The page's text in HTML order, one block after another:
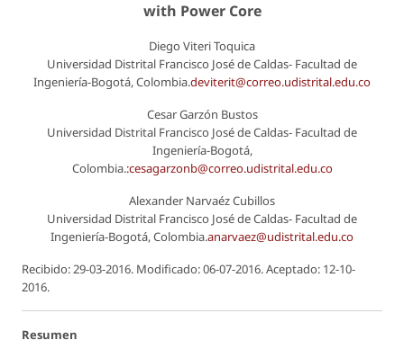
with Power Core
Diego Viteri Toquica
Universidad Distrital Francisco José de Caldas- Facultad de
Ingeniería-Bogotá, Colombia.deviterit@correo.udistrital.edu.co
Cesar Garzón Bustos
Universidad Distrital Francisco José de Caldas- Facultad de
Ingeniería-Bogotá,
Colombia.:cesagarzonb@correo.udistrital.edu.co
Alexander Narvaéz Cubillos
Universidad Distrital Francisco José de Caldas- Facultad de
Ingeniería-Bogotá, Colombia.anarvaez@udistrital.edu.co
Recibido: 29-03-2016. Modificado: 06-07-2016. Aceptado: 12-10-
2016.
Resumen